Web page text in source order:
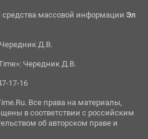
средства массовой информации Эл
Д.В.
Чередник Д.В.
17-16
Все права на материалы,
в соответствии с российским
об авторском праве и